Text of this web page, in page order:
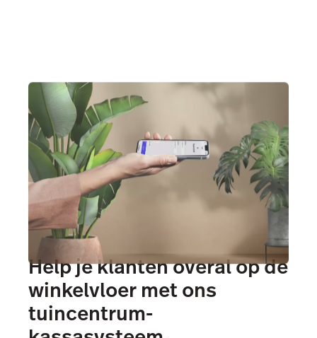
Help je klanten overal op de
winkelvloer met ons
tuincentrum-